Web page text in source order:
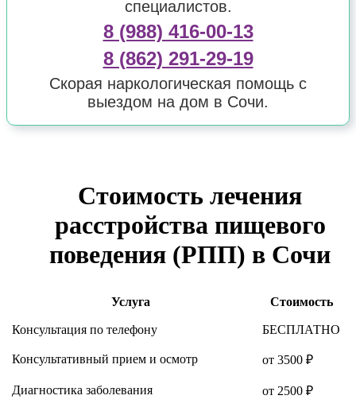
специалистов.
8 (988) 416-00-13
8 (862) 291-29-19
Скорая наркологическая помощь с
выездом на дом в Сочи.
Стоимость лечения
расстройства пищевого
поведения (РПП) в Сочи
Услуга Стоимость
Консультация по телефону БЕСПЛАТНО
Консультативный прием и осмотр от 3500 ₽
Диагностика заболевания от 2500 ₽